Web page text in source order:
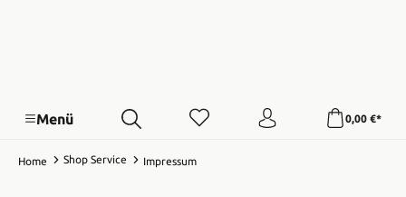
Menü 0,00 €*
Home Shop Service Impressum